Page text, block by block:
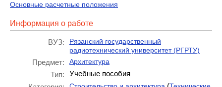
Основные расчетные положения
Информация о работе
ВУЗ:
Рязанский государственный
радиотехнический университет (РГРТУ)
Предмет: Архитектура
Тип:
Учебные пособия